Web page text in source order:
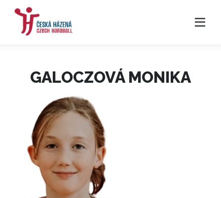
GALOCZOVÁ MONIKA